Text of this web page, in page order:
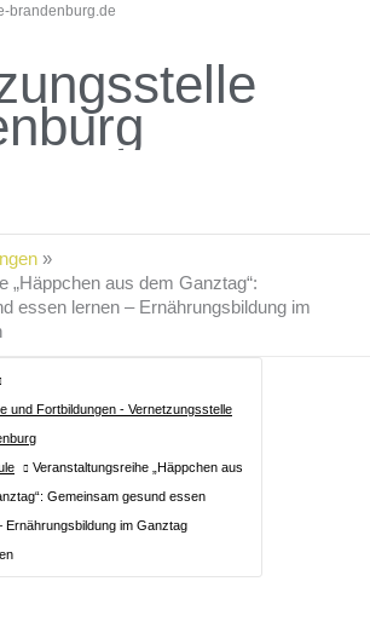
brandenburg.de
mbH
„Häppchen aus dem Ganztag“:
essen lernen – Ernährungsbildung im
und Fortbildungen - Vernetzungsstelle
Veranstaltungsreihe „Häppchen aus
Gemeinsam gesund essen
Ernährungsbildung im Ganztag